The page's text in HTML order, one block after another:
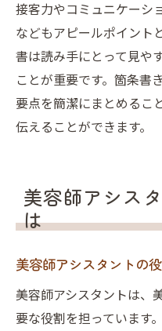
接客力やコミュニケーシ
などもアピールポイント
書は読み手にとって見や
ことが重要です。箇条書
要点を簡潔にまとめるこ
伝えることができます。
美容師アシス
は
美容師アシスタントの
美容師アシスタントは、
要な役割を担っています